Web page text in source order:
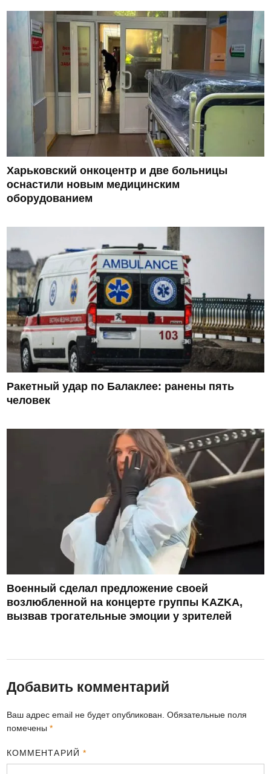
Харьковский онкоцентр и две больницы
оснастили новым медицинским
оборудованием
Ракетный удар по Балаклее: ранены пять
человек
Военный сделал предложение своей
возлюбленной на концерте группы KAZKA,
вызвав трогательные эмоции у зрителей
Добавить комментарий
Ваш адрес email не будет опубликован. Обязательные поля
помечены*
КОММЕНТАРИЙ *